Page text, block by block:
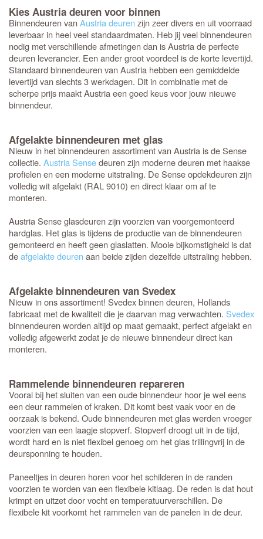
Kies Austria deuren voor binnen
Binnendeuren vanAustria deuren zijn zeer divers en uit voorraad
leverbaar in heel veel standaardmaten. Heb jij veel binnendeuren
nodig met verschillende afmetingen dan is Austria de perfecte
deuren leverancier. Een ander groot voordeel is de korte levertijd.
Standaard binnendeuren van Austria hebben een gemiddelde
levertijd van slechts 3 werkdagen. Dit in combinatie met de
scherpe prijs maakt Austria een goed keus voor jouw nieuwe
binnendeur.
Afgelakte binnendeuren met glas
Nieuw in het binnendeuren assortiment van Austria is de Sense
collectie. Austria Sensedeuren zijn moderne deuren met haakse
profielen en een moderne uitstraling. De Sense opdekdeuren zijn
volledig wit afgelakt (RAL 9010) en direct klaar om af te
monteren.
Austria Sense glasdeuren zijn voorzien van voorgemonteerd
hardglas. Het glas is tijdens de productie van de binnendeuren
gemonteerd en heeft geen glaslatten. Mooie bijkomstigheid is dat
deafgelakte deuren aan beide zijden dezelfde uitstraling hebben.
Afgelakte binnendeuren van Svedex
Nieuw in ons assortiment! Svedex binnen deuren, Hollands
fabricaat met de kwaliteit die je daarvan mag verwachten. Svedex
binnendeuren worden altijd op maat gemaakt, perfect afgelakt en
volledig afgewerkt zodat je de nieuwe binnendeur direct kan
monteren.
Rammelende binnendeuren repareren
Vooral bij het sluiten van een oude binnendeur hoor je wel eens
een deur rammelen of kraken. Dit komt best vaak voor en de
oorzaak is bekend. Oude binnendeuren met glas werden vroeger
voorzien van een laagje stopverf. Stopverf droogt uit in de tijd,
wordt hard en is niet flexibel genoeg om het glas trillingvrij in de
deursponning te houden.
Paneeltjes in deuren horen voor het schilderen in de randen
voorzien te worden van een flexibele kitlaag. De reden is dat hout
krimpt en uitzet door vocht en temperatuurverschillen. De
flexibele kit voorkomt het rammelen van de panelen in de deur.